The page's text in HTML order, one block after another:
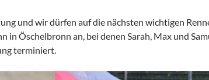
und wir dürfen auf die nächsten wichtigen
in Öschelbronn an, bei denen Sarah, Max und
terminiert.